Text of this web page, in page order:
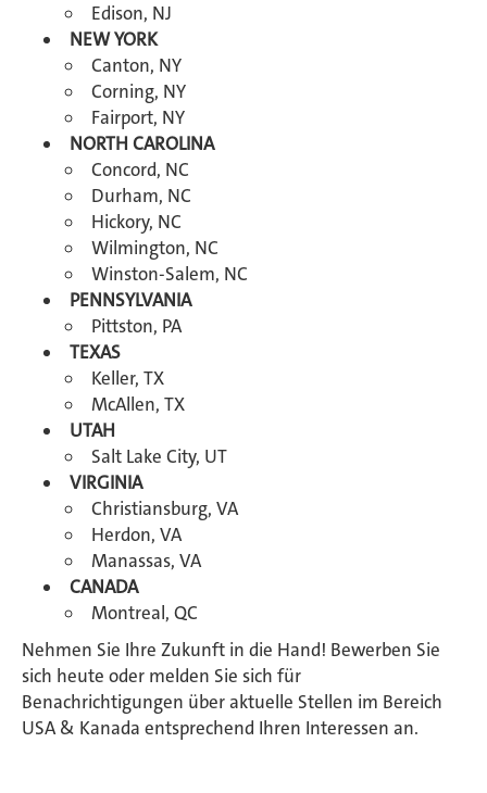
Edison, NJ
NEW YORK
Canton, NY
Corning, NY
Fairport, NY
NORTH CAROLINA
Concord, NC
Durham, NC
Hickory, NC
Wilmington, NC
Winston-Salem, NC
PENNSYLVANIA
Pittston, PA
TEXAS
Keller, TX
McAllen, TX
UTAH
Salt Lake City, UT
VIRGINIA
Christiansburg, VA
Herdon, VA
Manassas, VA
CANADA
Montreal, QC
Nehmen Sie Ihre Zukunft in die Hand! Bewerben Sie
sich heute oder melden Sie sich für
Benachrichtigungen über aktuelle Stellen im Bereich
USA & Kanada entsprechend Ihren Interessen an.